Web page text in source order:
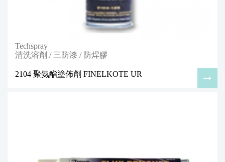
Techspray
清洗溶劑 / 三防漆 / 防焊膠
2104 聚氨酯塗佈劑 FINELKOTE UR